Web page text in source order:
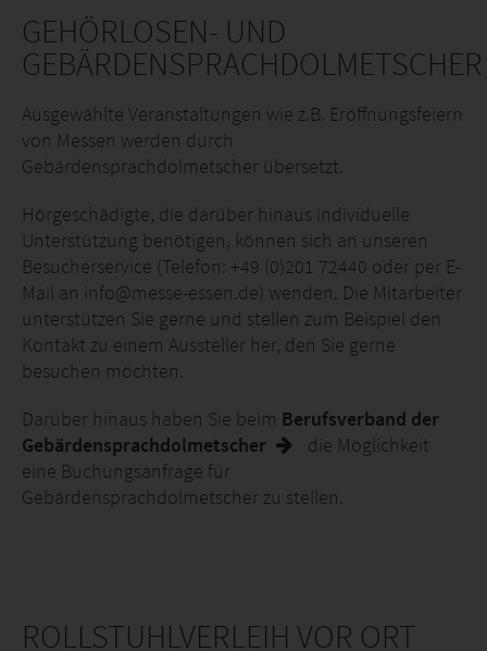
GEHÖRLOSEN- UND
GEBÄRDENSPRACHDOLMETSCHER
Ausgewählte Veranstaltungen wie z.B. Eröffnungsfeiern
von Messen werden durch
Gebärdensprachdolmetscher übersetzt.
Hörgeschädigte, die darüber hinaus individuelle
Unterstützung benötigen, können sich an unseren
Besucherservice (Telefon: +49 (0)201 72440 oder per E-
Mail an info@messe-essen.de) wenden. Die Mitarbeiter
unterstützen Sie gerne und stellen zum Beispiel den
Kontakt zu einem Aussteller her, den Sie gerne
besuchen möchten.
Darüber hinaus haben Sie beim Berufsverband der
Gebärdensprachdolmetscher
die Möglichkeit
eine Buchungsanfrage für
Gebärdensprachdolmetscher zu stellen.
ROLLSTUHLVERLEIH VOR ORT